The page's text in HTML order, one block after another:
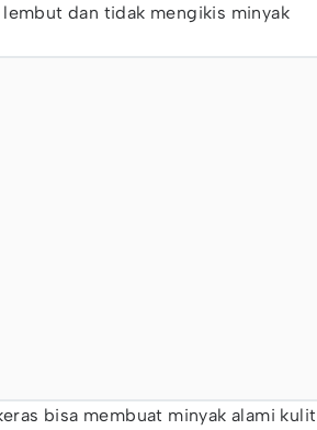
dan tidak mengikis minyak
bisa membuat minyak alami kulit